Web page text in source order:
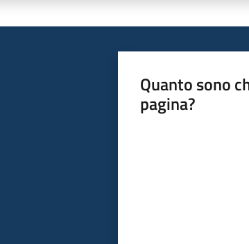
Quanto sono
pagina?